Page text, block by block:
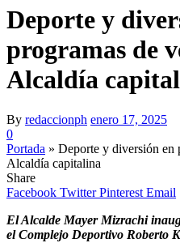
Deporte y
programas de
Alcaldía
By redaccionph enero 17, 2025
0
Portada » Deporte y diversión en
Alcaldía capitalina
Share
Facebook Twitter Pinterest Email
El Alcalde Mayer Mizrachi
el Complejo Deportivo Roberto